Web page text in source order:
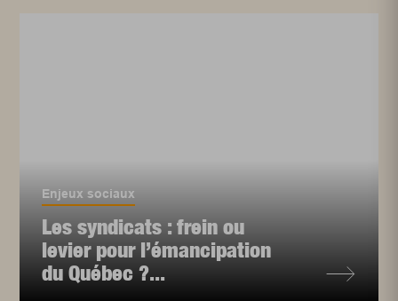
Enjeux sociaux
Les syndicats : frein ou
levier pour l’émancipation
du Québec ?...